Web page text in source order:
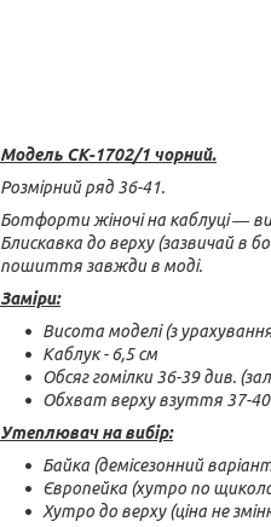
Модель СК-1702/1 чорний.
Розмірний ряд 36-41.
Ботфорти жіночі на каблуці ―
Блискавка до верху (зазвичай в
пошиття завжди в моді.
Заміри:
Висота моделі (з
Каблук - 6,5 см
Обсяг гомілки 36-39 див.
Обхват верху взуття 37-
Утеплювач на вибір:
Байка (демісезонний
Європейка (хутро по
Хутро до верху (ціна не